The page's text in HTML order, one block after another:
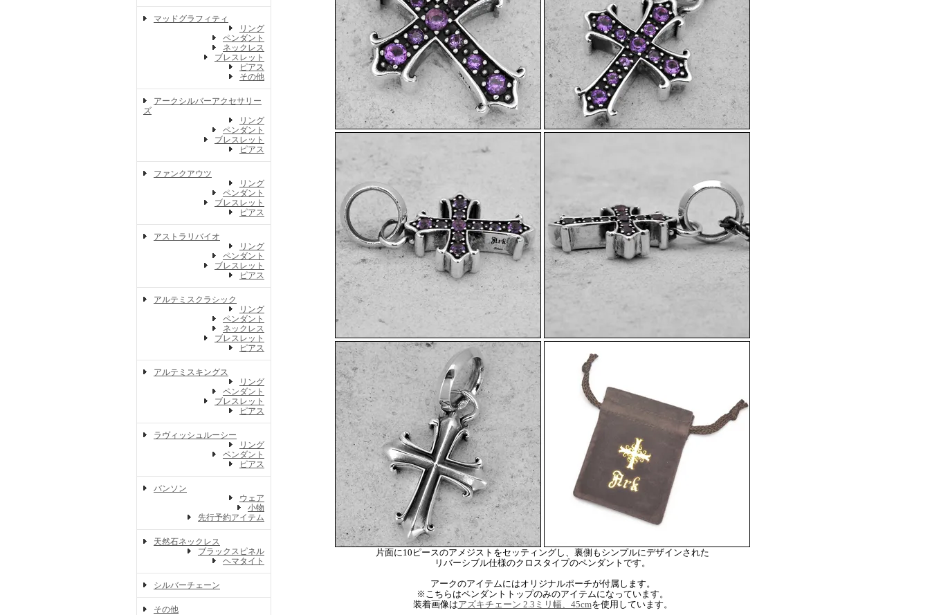
マッドグラフィティ
リング
ペンダント
ネックレス
ブレスレット
ピアス
その他
アークシルバーアクセサリー
ズ
リング
ペンダント
ブレスレット
ピアス
ファンクアウツ
リング
ペンダント
ブレスレット
ピアス
アストラリバイオ
リング
ペンダント
ブレスレット
ピアス
アルテミスクラシック
リング
ペンダント
ネックレス
ブレスレット
ピアス
アルテミスキングス
リング
ペンダント
ブレスレット
ピアス
ラヴィッシュルーシー
リング
ペンダント
ピアス
バンソン
ウェア
小物
先行予約アイテム
天然石ネックレス
ブラックスピネル
ヘマタイト
シルバーチェーン
その他
片面に10ピースのアメジストをセッティングし、裏側もシンプルにデザインされた
リバーシブル仕様のクロスタイプのペンダントです。
アークのアイテムにはオリジナルポーチが付属します。
※こちらはペンダントトップのみのアイテムになっています。
装着画像はアズキチェーン 2.3ミリ幅、45cmを使用しています。